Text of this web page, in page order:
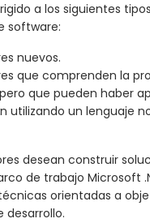
a los siguientes
software:
nuevos.
que comprenden la
que pueden haber
utilizando un lenguaje
desean construir
de trabajo Microsoft
orientadas a
desarrollo.